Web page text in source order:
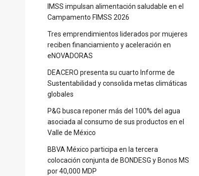
IMSS impulsan alimentación saludable en el
Campamento FIMSS 2026
Tres emprendimientos liderados por mujeres
reciben financiamiento y aceleración en
eNOVADORAS
DEACERO presenta su cuarto Informe de
Sustentabilidad y consolida metas climáticas
globales
P&G busca reponer más del 100% del agua
asociada al consumo de sus productos en el
Valle de México
BBVA México participa en la tercera
colocación conjunta de BONDESG y Bonos MS
por 40,000 MDP